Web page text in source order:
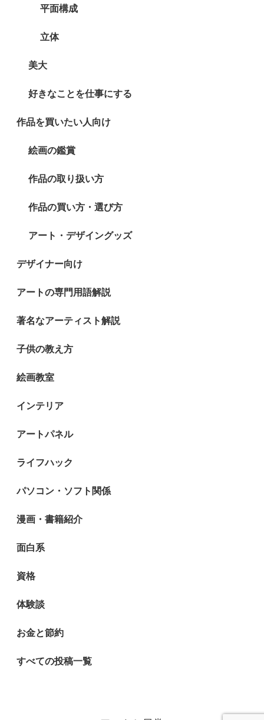
平面構成
立体
美大
好きなことを仕事にする
作品を買いたい人向け
絵画の鑑賞
作品の取り扱い方
作品の買い方・選び方
アート・デザイングッズ
デザイナー向け
アートの専門用語解説
著名なアーティスト解説
子供の教え方
絵画教室
インテリア
アートパネル
ライフハック
パソコン・ソフト関係
漫画・書籍紹介
面白系
資格
体験談
お金と節約
すべての投稿一覧